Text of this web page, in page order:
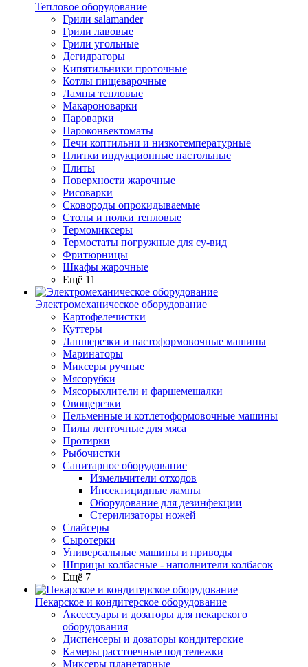
Тепловое оборудование
Грили salamander
Грили лавовые
Грили угольные
Дегидраторы
Кипятильники проточные
Котлы пищеварочные
Лампы тепловые
Макароноварки
Пароварки
Пароконвектоматы
Печи коптильни и низкотемпературные
Плитки индукционные настольные
Плиты
Поверхности жарочные
Рисоварки
Сковороды опрокидываемые
Столы и полки тепловые
Термомиксеры
Термостаты погружные для су-вид
Фритюрницы
Шкафы жарочные
Ещё 11
Электромеханическое оборудование
Картофелечистки
Куттеры
Лапшерезки и пастоформовочные машины
Маринаторы
Миксеры ручные
Мясорубки
Мясорыхлители и фаршемешалки
Овощерезки
Пельменные и котлетоформовочные машины
Пилы ленточные для мяса
Протирки
Рыбочистки
Санитарное оборудование
Измельчители отходов
Инсектицидные лампы
Оборудование для дезинфекции
Стерилизаторы ножей
Слайсеры
Сыротерки
Универсальные машины и приводы
Шприцы колбасные - наполнители колбасок
Ещё 7
Пекарское и кондитерское оборудование
Аксессуары и дозаторы для пекарского
оборудования
Диспенсеры и дозаторы кондитерские
Камеры расстоечные под тележки
Миксеры планетарные